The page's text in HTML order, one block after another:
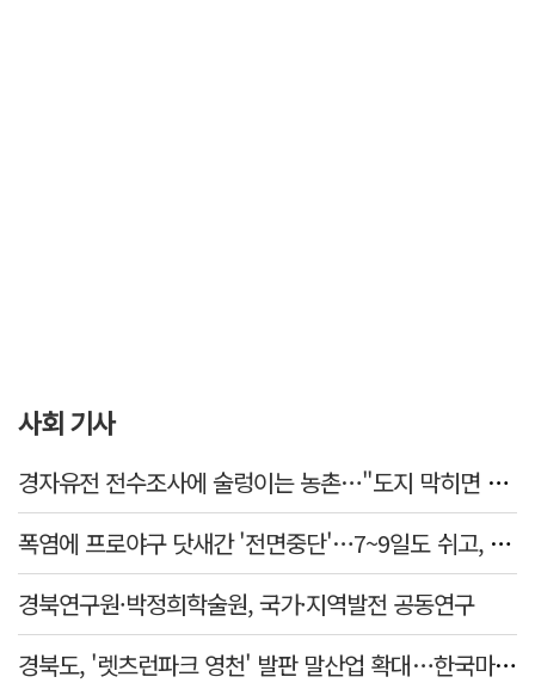
사회 기사
경자유전 전수조사에 술렁이는 농촌…"도지 막히면 농지값도 흔들"
폭염에 프로야구 닷새간 '전면중단'…7~9일도 쉬고, 11일 재개
경북연구원·박정희학술원, 국가·지역발전 공동연구
경북도, '렛츠런파크 영천' 발판 말산업 확대…한국마사회 유치도 총력